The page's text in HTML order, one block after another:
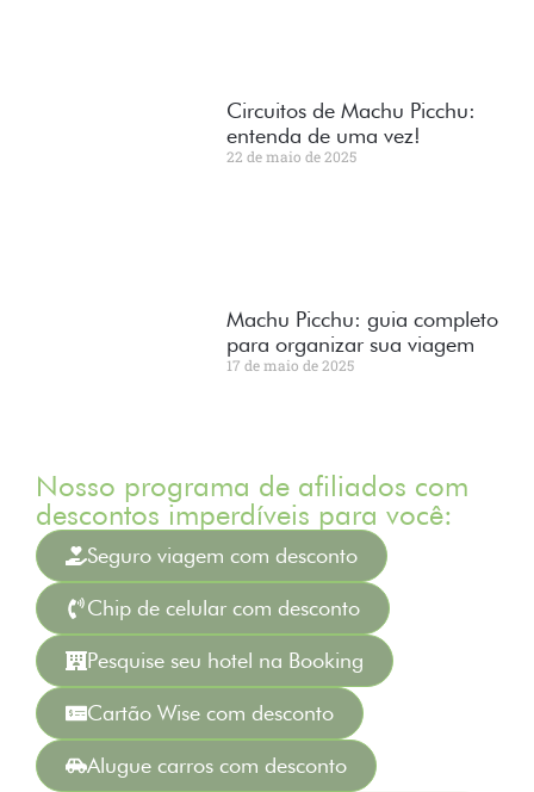
Circuitos de Machu Picchu:
entenda de uma vez!
22 de maio de 2025
Machu Picchu: guia completo
para organizar sua viagem
17 de maio de 2025
Nosso programa de afiliados com
descontos imperdíveis para você:
Seguro viagem com desconto
Chip de celular com desconto
Pesquise seu hotel na Booking
Cartão Wise com desconto
Alugue carros com desconto